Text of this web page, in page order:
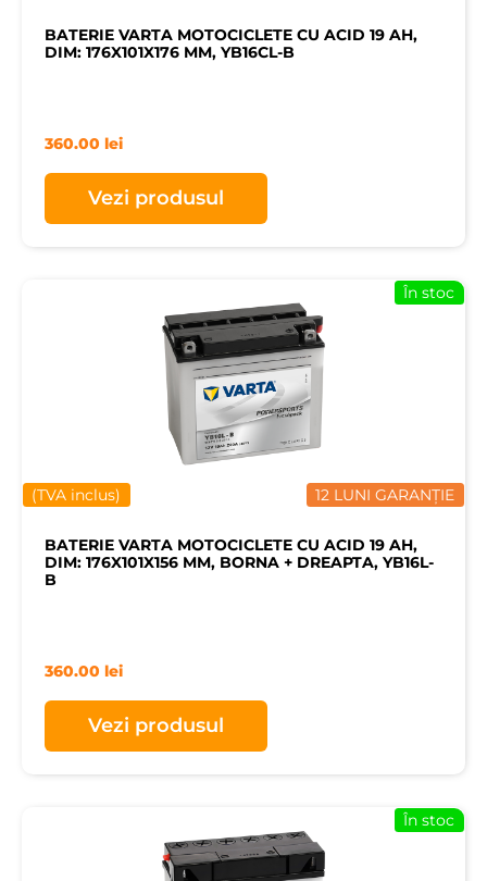
BATERIE VARTA MOTOCICLETE CU ACID 19 AH,
DIM: 176X101X176 MM, YB16CL-B
360.00 lei
Vezi produsul
12 LUNI GARANȚIE
(TVA inclus)
În stoc
BATERIE VARTA MOTOCICLETE CU ACID 19 AH,
DIM: 176X101X156 MM, BORNA + DREAPTA, YB16L-
B
360.00 lei
Vezi produsul
În stoc